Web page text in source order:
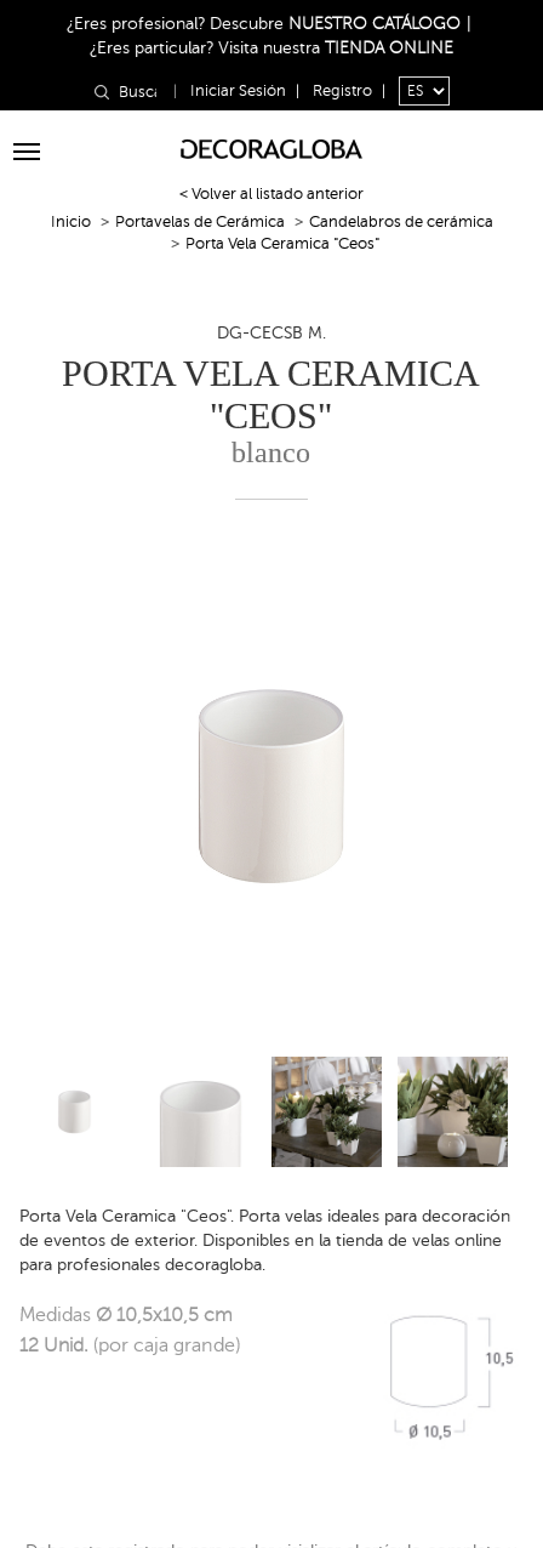
¿Eres profesional? Descubre NUESTRO CATÁLOGO
¿Eres particular? Visita nuestra TIENDA ONLINE
Iniciar Sesión Registro
Toggle
< Volver al listado anterior
Inicio
Portavelas de Cerámica
Candelabros de cerámica
Porta Vela Ceramica "Ceos"
DG-CECSB M.
PORTA VELA CERAMICA
"CEOS"
blanco
Porta Vela Ceramica "Ceos". Porta velas ideales para decoración
de eventos de exterior. Disponibles en la tienda de velas online
para profesionales decoragloba.
Medidas Ø 10,5x10,5 cm
12 Unid. (por caja grande)